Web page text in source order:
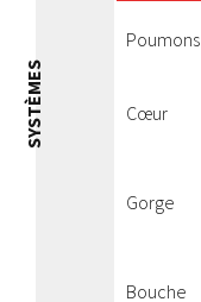
SYSTÈMES
Poumons
Cœur
Gorge
Bouche